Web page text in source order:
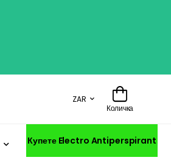
ZAR
Количка
Купете Electro Antiperspirant